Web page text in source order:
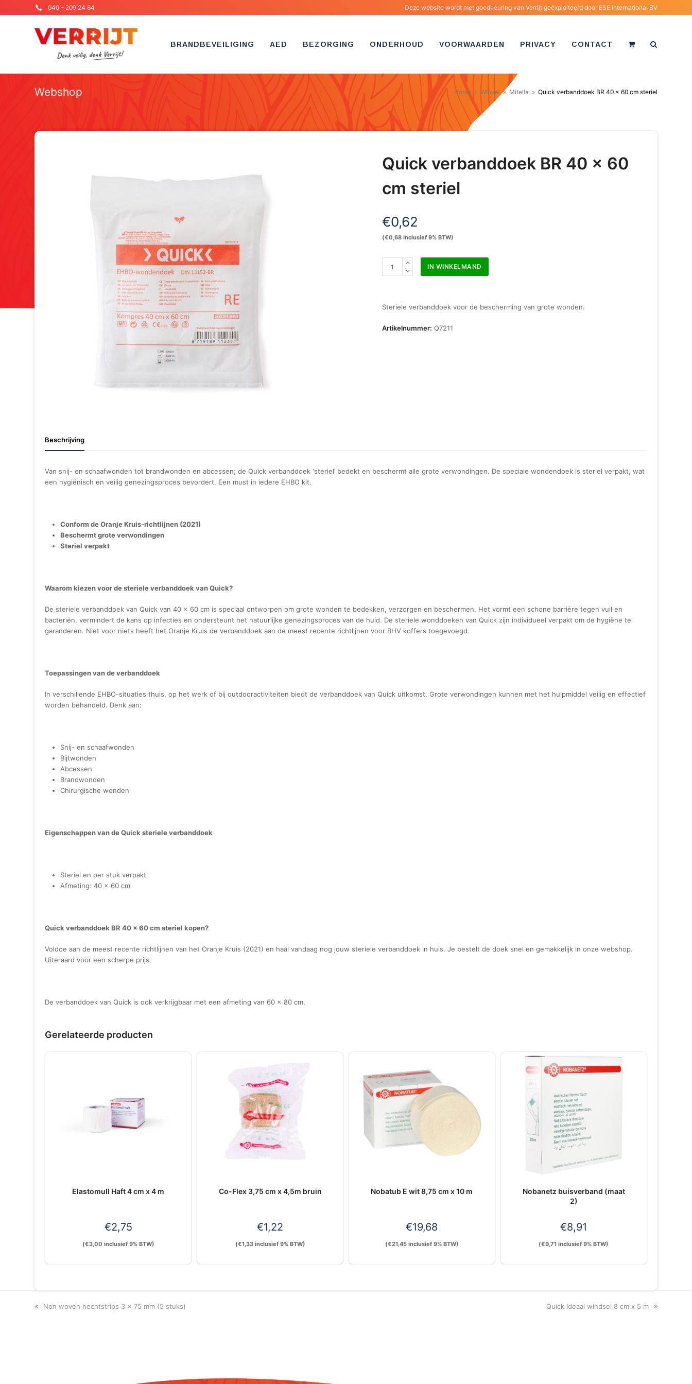
040 – 209 24 84 Deze website wordt met goedkeuring van Verrijt geëxploiteerd door ESE International BV
BRANDBEVEILIGING AED BEZORGING ONDERHOUD VOORWAARDEN PRIVACY CONTACT
Webshop Home » Winkel » Mitella » Quick verbanddoek BR 40 x 60 cm steriel
Quick verbanddoek BR 40 x 60
cm steriel
€0,62
(€0,68 inclusief 9% BTW)
verbanddoek
x
cm
IN WINKELMAND
Steriele verbanddoek voor de bescherming van grote wonden.
Artikelnummer: Q7211
Beschrijving
Van snij- en schaafwonden tot brandwonden en abcessen; de Quick verbanddoek ‘steriel’ bedekt en beschermt alle grote verwondingen. De speciale wondendoek is steriel verpakt, wat
een hygiënisch en veilig genezingsproces bevordert. Een must in iedere EHBO kit.
Conform de Oranje Kruis-richtlijnen (2021)
Beschermt grote verwondingen
Steriel verpakt
Waarom kiezen voor de steriele verbanddoek van Quick?
De steriele verbanddoek van Quick van 40 x 60 cm is speciaal ontworpen om grote wonden te bedekken, verzorgen en beschermen. Het vormt een schone barrière tegen vuil en
bacteriën, vermindert de kans op infecties en ondersteunt het natuurlijke genezingsproces van de huid. De steriele wonddoeken van Quick zijn individueel verpakt om de hygiëne te
garanderen. Niet voor niets heeft het Oranje Kruis de verbanddoek aan de meest recente richtlijnen voor BHV koffers toegevoegd.
Toepassingen van de verbanddoek
In verschillende EHBO-situaties thuis, op het werk of bij outdooractiviteiten biedt de verbanddoek van Quick uitkomst. Grote verwondingen kunnen met het hulpmiddel veilig en effectief
worden behandeld. Denk aan:
Snij- en schaafwonden
Bijtwonden
Abcessen
Brandwonden
Chirurgische wonden
Eigenschappen van de Quick steriele verbanddoek
Steriel en per stuk verpakt
Afmeting: 40 x 60 cm
Quick verbanddoek BR 40 x 60 cm steriel kopen?
Voldoe aan de meest recente richtlijnen van het Oranje Kruis (2021) en haal vandaag nog jouw steriele verbanddoek in huis. Je bestelt de doek snel en gemakkelijk in onze webshop.
Uiteraard voor een scherpe prijs.
De verbanddoek van Quick is ook verkrijgbaar met een afmeting van 60 x 80 cm.
Gerelateerde producten
Elastomull Haft 4 cm x 4 m
€2,75
(€3,00 inclusief 9% BTW)
Co-Flex 3,75 cm x 4,5m bruin
€1,22
(€1,33inclusief 9% BTW)
Nobatub E wit 8,75 cm x 10 m
€19,68
(€21,45inclusief 9% BTW)
Nobanetz buisverband (maat
2)
€8,91
(€9,71 inclusief 9% BTW)
previous
Non woven hechtstrips 3 x 75 mm (5 stuks)
next
Quick Ideaal windsel 8 cm x 5 m